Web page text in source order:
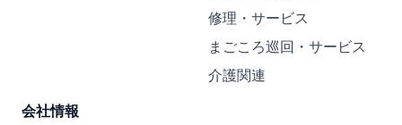
修理・サービス
まごころ巡回・サービス
介護関連
会社情報